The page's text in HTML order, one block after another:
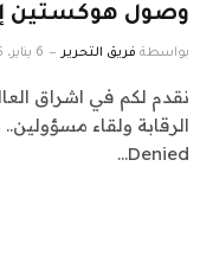
وصول هوكستين
بواسطة فريق التحرير 6 يناير، 2025
Denied…